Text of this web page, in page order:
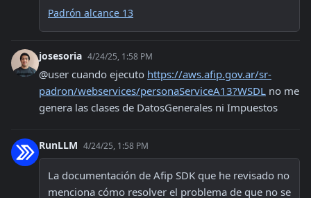
Padrón alcance 13
josesoria 4/24/25, 1:58 PM
@user cuando ejecuto https://aws.afip.gov.ar/sr-
padron/webservices/personaServiceA13?WSDL no me
genera las clases de DatosGenerales ni Impuestos
RunLLM 4/24/25, 1:58 PM
La documentación de Afip SDK que he revisado no
menciona cómo resolver el problema de que no se